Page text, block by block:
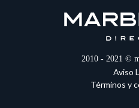
2010 - 2021 ©
Aviso
Términos y